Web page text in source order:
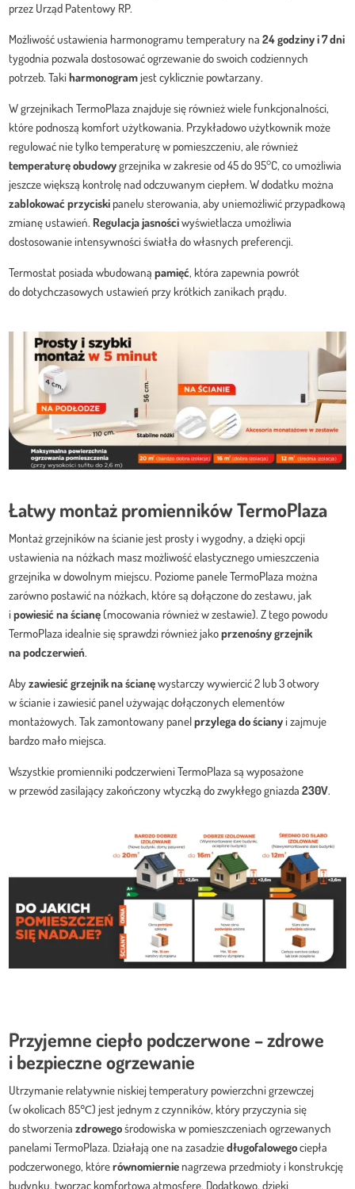
przez Urząd Patentowy RP.
Możliwość ustawienia harmonogramu temperatury na24 godziny i 7 dni
tygodnia pozwala dostosować ogrzewanie do swoich codziennych
potrzeb. Takiharmonogramjest cyklicznie powtarzany.
W grzejnikach TermoPlaza znajduje się również wiele funkcjonalności,
które podnoszą komfort użytkowania. Przykładowo użytkownik może
regulować nie tylko temperaturę w pomieszczeniu, ale również
temperaturę obudowygrzejnika w zakresie od 45 do 95°C, co umożliwia
jeszcze większą kontrolę nad odczuwanym ciepłem. W dodatku można
zablokować przyciski panelu sterowania, aby uniemożliwić przypadkową
zmianę ustawień. Regulacja jasnościwyświetlacza umożliwia
dostosowanie intensywności światła do własnych preferencji.
Termostat posiada wbudowanąpamięć, która zapewnia powrót
do dotychczasowych ustawień przy krótkich zanikach prądu.
Łatwy montaż promienników TermoPlaza
Montaż grzejników na ścianie jest prosty i wygodny, a dzięki opcji
ustawienia na nóżkach masz możliwość elastycznego umieszczenia
grzejnika w dowolnym miejscu. Poziome panele TermoPlaza można
zarówno postawić na nóżkach, które są dołączone do zestawu, jak
ipowiesić na ścianę(mocowania również w zestawie). Z tego powodu
TermoPlaza idealnie się sprawdzi również jakoprzenośny grzejnik
na podczerwień.
Abyzawiesić grzejnik na ścianęwystarczy wywiercić 2 lub 3 otwory
w ścianie i zawiesić panel używając dołączonych elementów
montażowych. Tak zamontowany panelprzylega do ścianyi zajmuje
bardzo mało miejsca.
Wszystkie promienniki podczerwieni TermoPlaza są wyposażone
w przewód zasilający zakończony wtyczką do zwykłego gniazda230V.
Przyjemne ciepło podczerwone – zdrowe
i bezpieczne ogrzewanie
Utrzymanie relatywnie niskiej temperatury powierzchni grzewczej
(w okolicach 85℃) jest jednym z czynników, który przyczynia się
do stworzeniazdrowegośrodowiska w pomieszczeniach ogrzewanych
panelami TermoPlaza. Działają one na zasadziedługofalowegociepła
podczerwonego, którerównomiernie nagrzewa przedmioty i konstrukcję
budynku, tworząc komfortową atmosferę. Dodatkowo, dzięki